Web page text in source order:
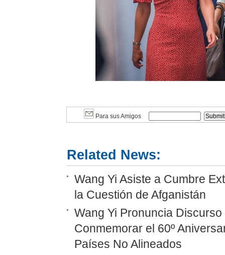
Para sus Amigos
Related News:
Wang Yi Asiste a Cumbre
la Cuestión de Afganistán
Wang Yi Pronuncia
Conmemorar el 60º
Países No Alineados